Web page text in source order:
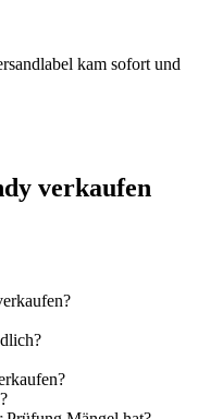
kam sofort und
verkaufen